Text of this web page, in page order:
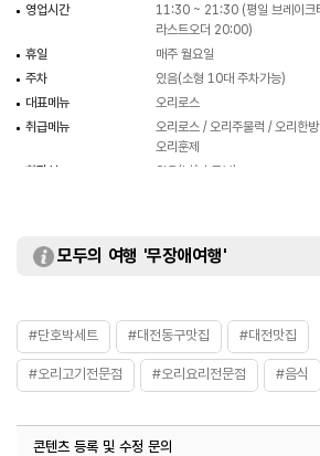
영업시간
11:30 ~ 21:30 (평일 브레이
라스트오더 20:00)
휴일
매주 월요일
주차
있음(소형 10대 주차가능)
대표메뉴
오리로스
취급메뉴
오리로스 / 오리주물럭 / 오리한
오리훈제
화장실
있음(남/녀 구분)
모두의 여행 '무장애여행'
#단호박세트 #대전동구맛집 #대전맛집
#오리고기전문점 #오리요리전문점 #음식
콘텐츠 등록 및 수정 문의